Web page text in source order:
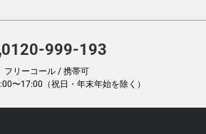
0120-999-193
フリーコール / 携帯可
〜17:00（祝日・年末年始を除く）